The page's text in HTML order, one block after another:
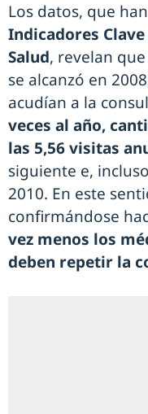
Los datos, que
Indicadores
Salud, revelan
se alcanzó en
acudían a la
veces al año,
las 5,56 visitas
siguiente e,
2010. En este
confirmándose
vez menos los
deben repetir la